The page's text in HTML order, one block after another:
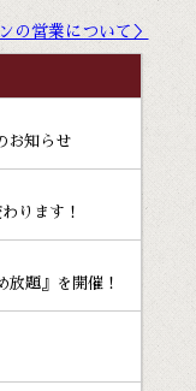
の営業について＞
お知らせ
ります！
題』を開催！